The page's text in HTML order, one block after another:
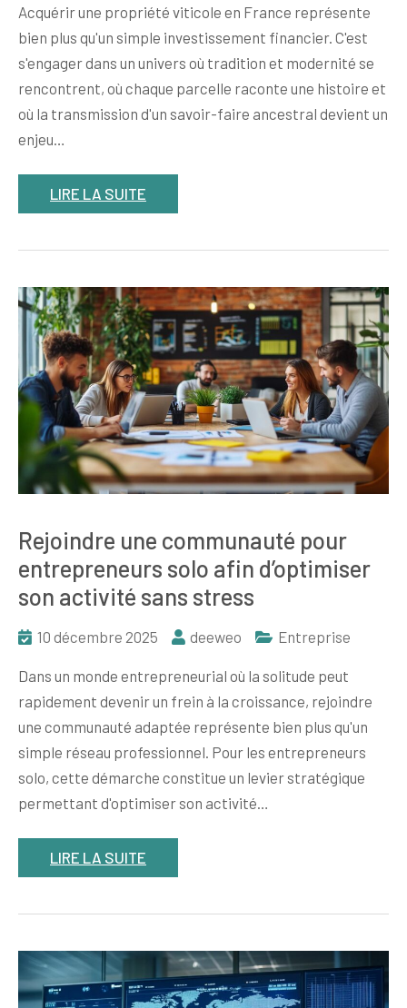
Acquérir une propriété viticole en France représente
bien plus qu'un simple investissement financier. C'est
s'engager dans un univers où tradition et modernité se
rencontrent, où chaque parcelle raconte une histoire et
où la transmission d'un savoir-faire ancestral devient un
enjeu…
LIRE LA SUITE
Rejoindre une communauté pour
entrepreneurs solo afin d’optimiser
son activité sans stress
10 décembre 2025 deeweo Entreprise
Dans un monde entrepreneurial où la solitude peut
rapidement devenir un frein à la croissance, rejoindre
une communauté adaptée représente bien plus qu'un
simple réseau professionnel. Pour les entrepreneurs
solo, cette démarche constitue un levier stratégique
permettant d'optimiser son activité…
LIRE LA SUITE